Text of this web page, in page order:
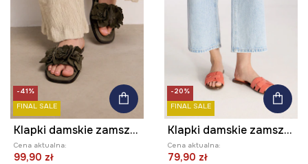
-41%
FINAL SALE
Klapki damskie zamszowe
Cena aktualna:
99,90 zł
-20%
FINAL SALE
Klapki damskie zamszowe
Cena aktualna:
79,90 zł